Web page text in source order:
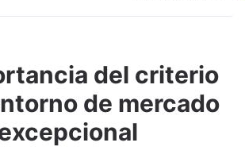
del criterio
de mercado